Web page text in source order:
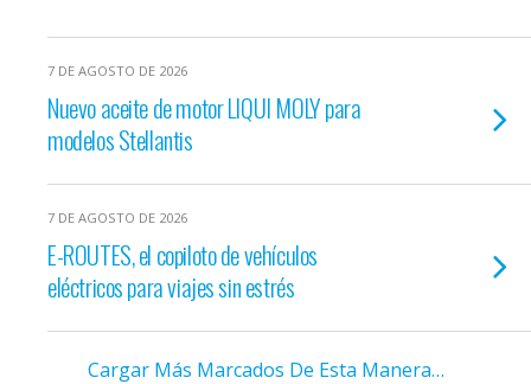
7 DE AGOSTO DE 2026
Nuevo aceite de motor LIQUI MOLY para
modelos Stellantis
7 DE AGOSTO DE 2026
E-ROUTES, el copiloto de vehículos
eléctricos para viajes sin estrés
Cargar Más Marcados De Esta Manera…